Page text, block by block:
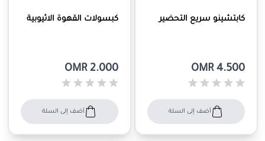
كابتشينو سريع التحضير
OMR 4.500
أضف إلى السلة
كبسولات القهوة الاثيوبية
OMR 2.000
أضف إلى السلة